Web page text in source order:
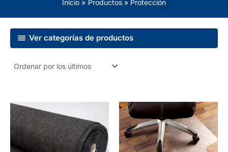
Inicio Productos Protección
Ver categorías de productos